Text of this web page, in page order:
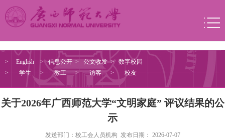
> English > 信息公开 > 公文收发 > 数字校园
>
学生 > 教工 > 访客 > 校友
关于2026年广西师范大学“文明家庭” 评议结果的公
示
发送部门：校工会人员机构 发布日期： 2026-07-07